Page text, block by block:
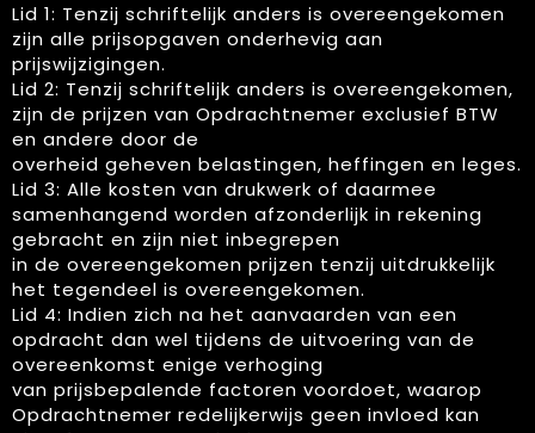
Lid 1: Tenzij schriftelijk anders is overeengekomen
zijn alle prijsopgaven onderhevig aan
prijswijzigingen.
Lid 2: Tenzij schriftelijk anders is overeengekomen,
zijn de prijzen van Opdrachtnemer exclusief BTW
en andere door de
overheid geheven belastingen, heffingen en leges.
Lid 3: Alle kosten van drukwerk of daarmee
samenhangend worden afzonderlijk in rekening
gebracht en zijn niet inbegrepen
in de overeengekomen prijzen tenzij uitdrukkelijk
het tegendeel is overeengekomen.
Lid 4: Indien zich na het aanvaarden van een
opdracht dan wel tijdens de uitvoering van de
overeenkomst enige verhoging
van prijsbepalende factoren voordoet, waarop
Opdrachtnemer redelijkerwijs geen invloed kan